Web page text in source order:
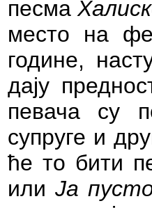
песма
место на
године,
дају
певача су
супруге и
ће то бити
илиЈа